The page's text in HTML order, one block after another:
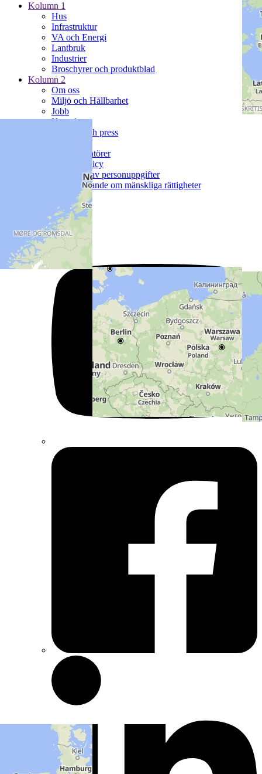
Kolumn 1
Hus
Infrastruktur
VA och Energi
Lantbruk
Industrier
Broschyrer och produktblad
Kolumn 2
Om oss
Miljö och Hållbarhet
Jobb
Kontakt
Nyheter och press
För leverantörer
Cookie policy
Hantering av personuppgifter
Policyuttalande om mänskliga rättigheter
SpeakUp
Följ oss